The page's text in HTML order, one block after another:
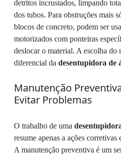
detritos incrustados, limpando
dos tubos. Para obstruções mais
blocos de concreto, podem ser
motorizados com ponteiras
deslocar o material. A escolha do
diferencial da desentupidora de
Manutenção
Evitar Problemas
O trabalho de uma
resume apenas a ações corretivas
A manutenção preventiva é um